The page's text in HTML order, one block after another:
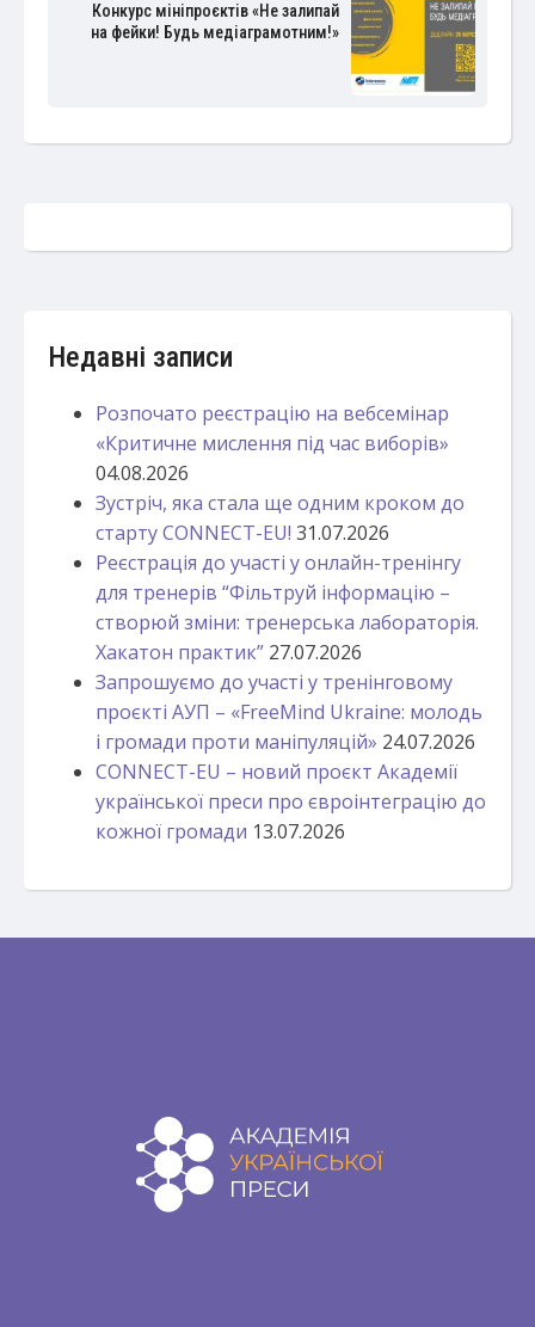
Конкурс мініпроєктів «Не залипай
на фейки! Будь медіаграмотним!»
Недавні записи
Розпочато реєстрацію на вебсемінар
«Критичне мислення під час виборів»
04.08.2026
Зустріч, яка стала ще одним кроком до
старту CONNECT-EU! 31.07.2026
Реєстрація до участі у онлайн-тренінгу
для тренерів “Фільтруй інформацію –
створюй зміни: тренерська лабораторія.
Хакатон практик” 27.07.2026
Запрошуємо до участі у тренінговому
проєкті АУП – «FreeMind Ukraine: молодь
і громади проти маніпуляцій» 24.07.2026
CONNECT-EU – новий проєкт Академії
української преси про євроінтеграцію до
кожної громади 13.07.2026